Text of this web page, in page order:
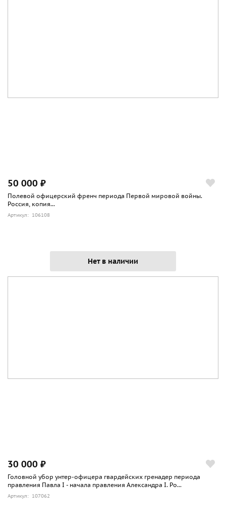
50 000 ₽
Полевой офицерский френч периода Первой мировой войны.
Россия, копия...
Артикул: 106108
Нет в наличии
30 000 ₽
Головной убор унтер-офицера гвардейских гренадер периода
правления Павла I - начала правления Александра I. Ро...
Артикул: 107062